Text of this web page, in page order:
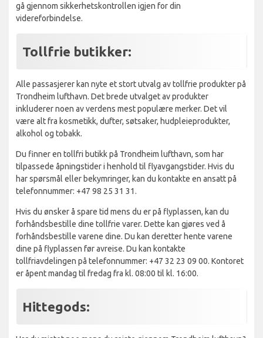
gå gjennom sikkerhetskontrollen igjen for din
videreforbindelse.
Tollfrie butikker:
Alle passasjerer kan nyte et stort utvalg av tollfrie produkter på
Trondheim lufthavn. Det brede utvalget av produkter
inkluderer noen av verdens mest populære merker. Det vil
være alt fra kosmetikk, dufter, søtsaker, hudpleieprodukter,
alkohol og tobakk.
Du finner en tollfri butikk på Trondheim lufthavn, som har
tilpassede åpningstider i henhold til flyavgangstider. Hvis du
har spørsmål eller bekymringer, kan du kontakte en ansatt på
telefonnummer: +47 98 25 31 31.
Hvis du ønsker å spare tid mens du er på flyplassen, kan du
forhåndsbestille dine tollfrie varer. Dette kan gjøres ved å
forhåndsbestille varene dine. Du kan deretter hente varene
dine på flyplassen før avreise. Du kan kontakte
tollfriavdelingen på telefonnummer: +47 32 23 09 00. Kontoret
er åpent mandag til fredag fra kl. 08:00 til kl. 16:00.
Hittegods: